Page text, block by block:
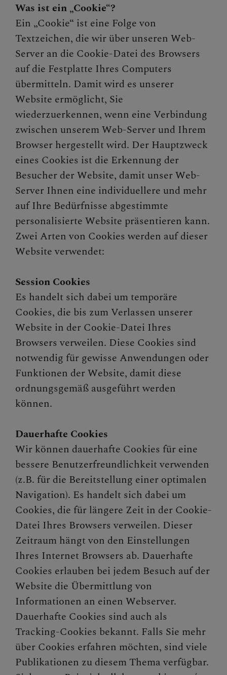
Was ist ein „Cookie“?
Ein „Cookie“ ist eine Folge von
Textzeichen, die wir über unseren Web-
Server an die Cookie-Datei des Browsers
auf die Festplatte Ihres Computers
übermitteln. Damit wird es unserer
Website ermöglicht, Sie
wiederzuerkennen, wenn eine Verbindung
zwischen unserem Web-Server und Ihrem
Browser hergestellt wird. Der Hauptzweck
eines Cookies ist die Erkennung der
Besucher der Website, damit unser Web-
Server Ihnen eine individuellere und mehr
auf Ihre Bedürfnisse abgestimmte
personalisierte Website präsentieren kann.
Zwei Arten von Cookies werden auf dieser
Website verwendet:
Session Cookies
Es handelt sich dabei um temporäre
Cookies, die bis zum Verlassen unserer
Website in der Cookie-Datei Ihres
Browsers verweilen. Diese Cookies sind
notwendig für gewisse Anwendungen oder
Funktionen der Website, damit diese
ordnungsgemäß ausgeführt werden
können.
Dauerhafte Cookies
Wir können dauerhafte Cookies für eine
bessere Benutzerfreundlichkeit verwenden
(z.B. für die Bereitstellung einer optimalen
Navigation). Es handelt sich dabei um
Cookies, die für längere Zeit in der Cookie-
Datei Ihres Browsers verweilen. Dieser
Zeitraum hängt von den Einstellungen
Ihres Internet Browsers ab. Dauerhafte
Cookies erlauben bei jedem Besuch auf der
Website die Übermittlung von
Informationen an einen Webserver.
Dauerhafte Cookies sind auch als
Tracking-Cookies bekannt. Falls Sie mehr
über Cookies erfahren möchten, sind viele
Publikationen zu diesem Thema verfügbar.